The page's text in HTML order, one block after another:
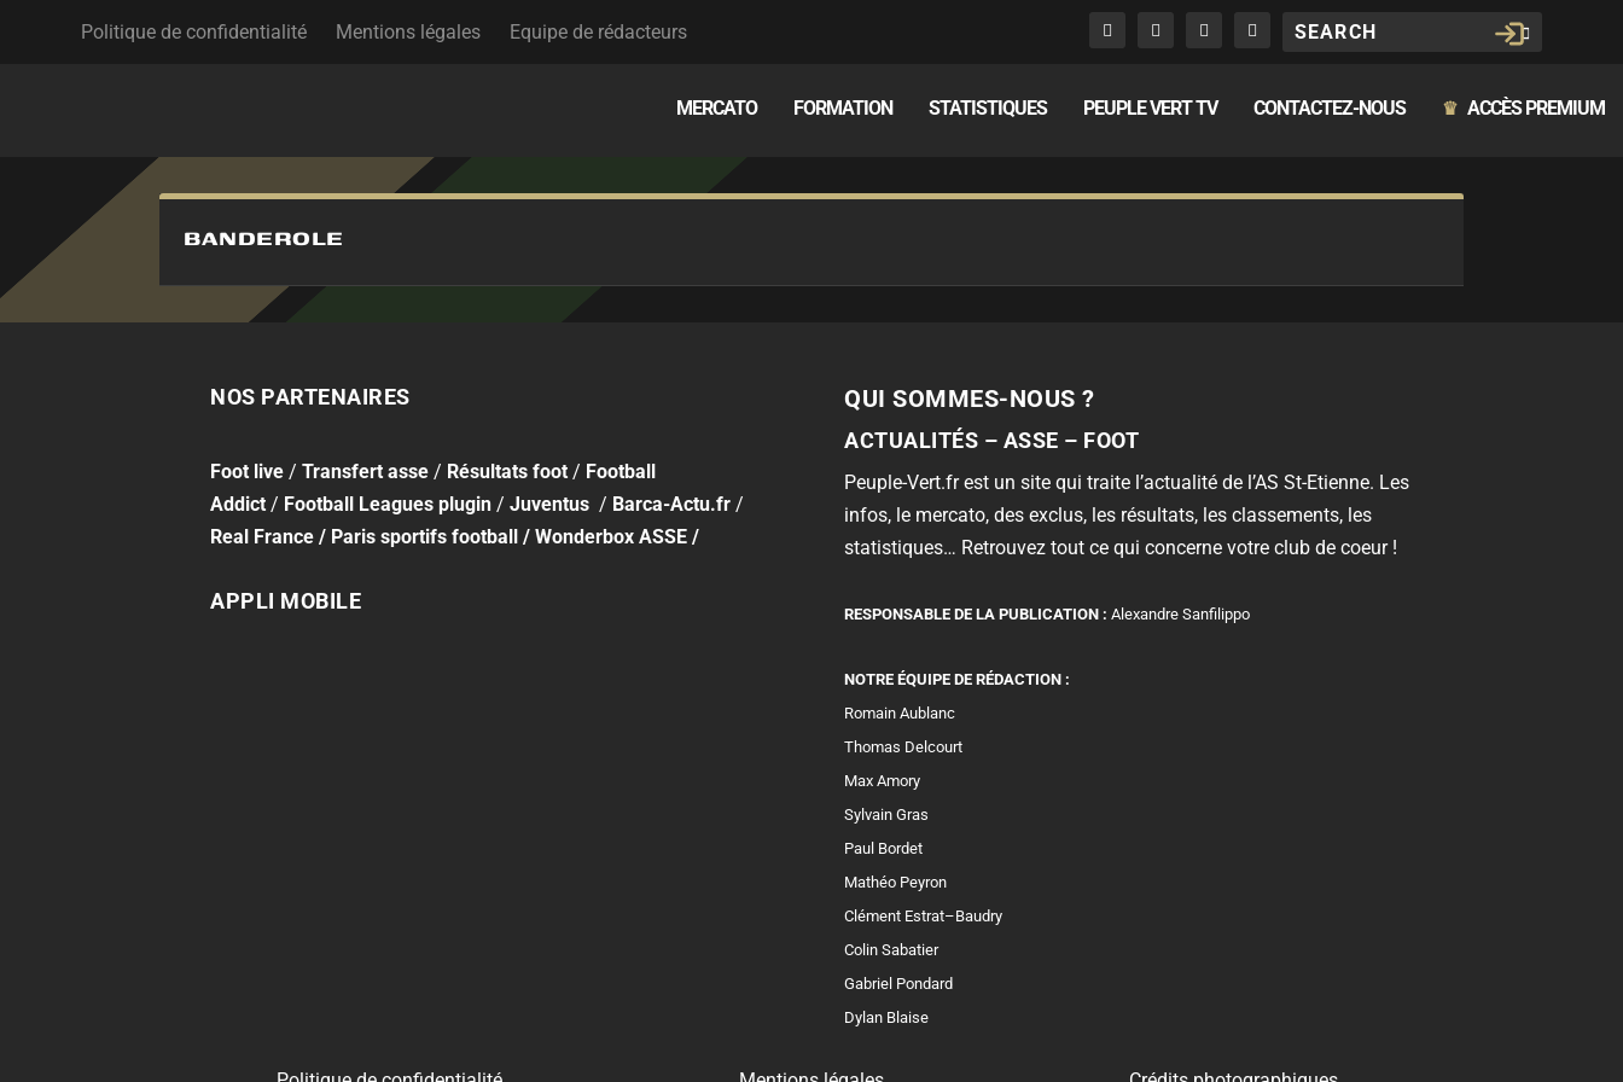
Politique de confidentialité Mentions légales Equipe de rédacteurs
MERCATO FORMATION STATISTIQUES PEUPLE VERT TV CONTACTEZ-NOUS ♛ ACCÈS PREMIUM
BANDEROLE
NOS PARTENAIRES
Foot live /Transfert asse / Résultats foot / Football
Addict / Football Leagues plugin /Juventus / Barca-Actu.fr /
Real France / Paris sportifs football /Wonderbox ASSE /
APPLI MOBILE
QUI SOMMES-NOUS ?
ACTUALITÉS – ASSE – FOOT
Peuple-Vert.fr est un site qui traite l’actualité de l’AS St-Etienne. Les
infos, le mercato, des exclus, les résultats, les classements, les
statistiques… Retrouvez tout ce qui concerne votre club de coeur !
RESPONSABLE DE LA PUBLICATION : Alexandre Sanfilippo
NOTRE ÉQUIPE DE RÉDACTION :
Romain Aublanc
Thomas Delcourt
Max Amory
Sylvain Gras
Paul Bordet
Mathéo Peyron
Clément Estrat–Baudry
Colin Sabatier
Gabriel Pondard
Dylan Blaise